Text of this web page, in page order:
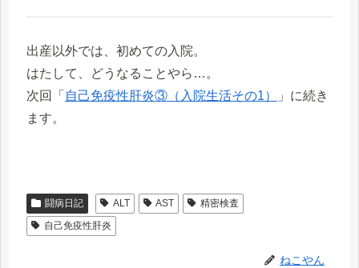
出産以外では、初めての入院。
はたして、どうなることやら…。
次回「 自己免疫性肝炎③（入院生活その1）
」に続き
ます。
闘病日記 ALT AST
精密検査
自己免疫性肝炎
ねこやん